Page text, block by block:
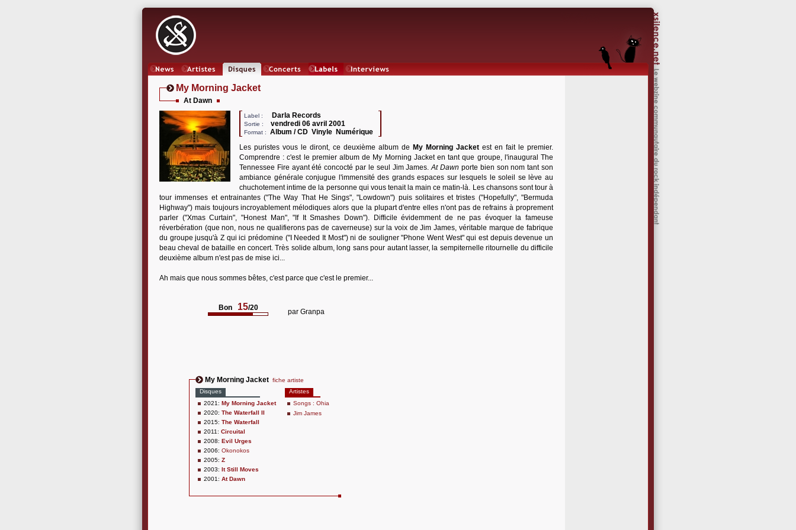
My Morning Jacket
At Dawn
Label : Darla Records
Sortie : vendredi 06 avril 2001
Format :
Album / CD Vinyle Numérique
Les puristes vous le diront, ce deuxième album de My Morning Jacket est en fait le premier.
Comprendre : c'est le premier album de My Morning Jacket en tant que groupe, l'inaugural The
Tennessee Fire ayant été concocté par le seul Jim James.At Dawn porte bien son nom tant son
ambiance générale conjugue l'immensité des grands espaces sur lesquels le soleil se lève au
chuchotement intime de la personne qui vous tenait la main ce matin-là. Les chansons sont tour à
tour immenses et entrainantes ("The Way That He Sings", "Lowdown") puis solitaires et tristes ("Hopefully", "Bermuda
Highway") mais toujours incroyablement mélodiques alors que la plupart d'entre elles n'ont pas de refrains à proprement
parler ("Xmas Curtain", "Honest Man", "If It Smashes Down"). Difficile évidemment de ne pas évoquer la fameuse
réverbération (que non, nous ne qualifierons pas de caverneuse) sur la voix de Jim James, véritable marque de fabrique
du groupe jusqu'à Z qui ici prédomine ("I Needed It Most") ni de souligner "Phone Went West" qui est depuis devenue un
beau cheval de bataille en concert. Très solide album, long sans pour autant lasser, la sempiternelle ritournelle du difficile
deuxième album n'est pas de mise ici...
Ah mais que nous sommes bêtes, c'est parce que c'est le premier...
Bon 15/20 par Granpa
My Morning Jacket fiche artiste
Disques
2021: My Morning Jacket
2020: The Waterfall II
2015: The Waterfall
2011: Circuital
2008: Evil Urges
2006: Okonokos
2005: Z
2003: It Still Moves
2001: At Dawn
Artistes
Songs : Ohia
Jim James